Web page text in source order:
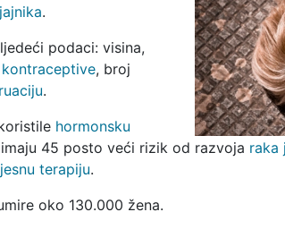
.
podaci: visina,
, broj
.
hormonsku
45 posto veći rizik od razvoja raka
terapiju.
oko 130.000 žena.